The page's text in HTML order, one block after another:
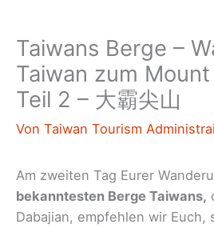
Taiwans Berge –
Taiwan zum
Teil 2 – 大霸尖山
Von Taiwan Tourism
Am zweiten Tag Eurer
bekanntesten Berge Taiwans,
Dabajian, empfehlen wir Euch,